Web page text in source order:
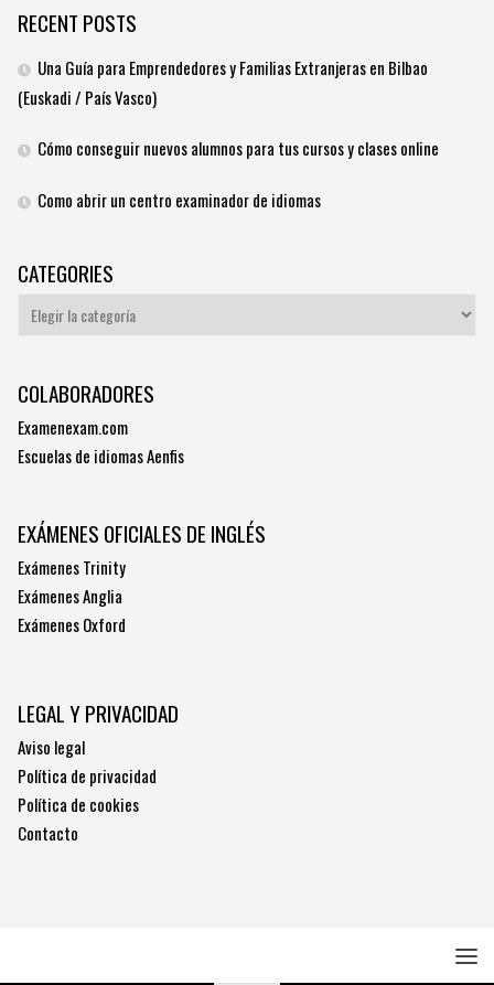
RECENT POSTS
Una Guía para Emprendedores y Familias Extranjeras en Bilbao
(Euskadi / País Vasco)
Cómo conseguir nuevos alumnos para tus cursos y clases online
Como abrir un centro examinador de idiomas
CATEGORIES
Categories
COLABORADORES
Examenexam.com
Escuelas de idiomas Aenfis
EXÁMENES OFICIALES DE INGLÉS
Exámenes Trinity
Exámenes Anglia
Exámenes Oxford
LEGAL Y PRIVACIDAD
Aviso legal
Política de privacidad
Política de cookies
Contacto